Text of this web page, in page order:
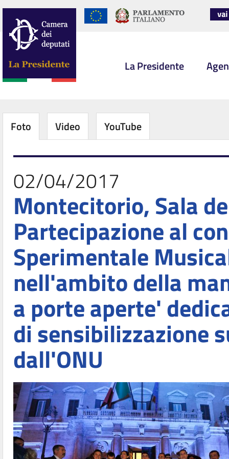
La Presidente
Foto Video YouTube
02/04/2017
Montecitorio, Sala
Partecipazione al
Sperimentale
nell'ambito della
a porte aperte'
di sensibilizzazione
dall'ONU